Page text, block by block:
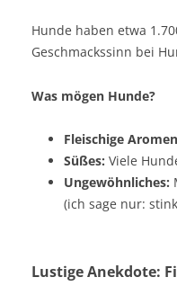
Hunde haben etwa
Geschmackssinn bei
Was mögen Hunde?
Fleischige
Süßes: Viele
Ungewöhnliches:
(ich sage nur:
Lustige Anekdote: